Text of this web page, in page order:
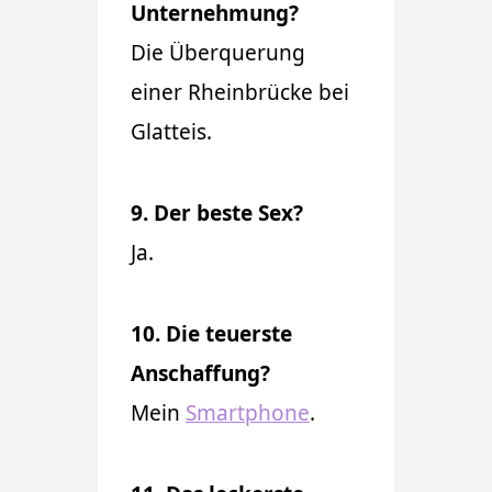
Unternehmung?
Die Überquerung
einer Rheinbrücke bei
Glatteis.
9. Der beste Sex?
Ja.
10. Die teuerste
Anschaffung?
Mein Smartphone.